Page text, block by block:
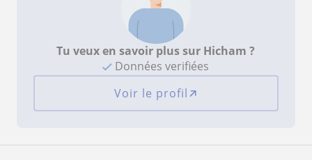
Tu veux en savoir plus sur Hicham ?
Données verifiées
Voir le profil